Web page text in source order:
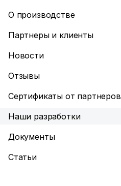
О производстве
Партнеры и клиенты
Новости
Отзывы
Сертификаты от партнеров
Наши разработки
Документы
Статьи